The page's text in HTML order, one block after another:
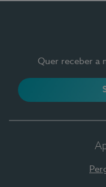
Quer receber a